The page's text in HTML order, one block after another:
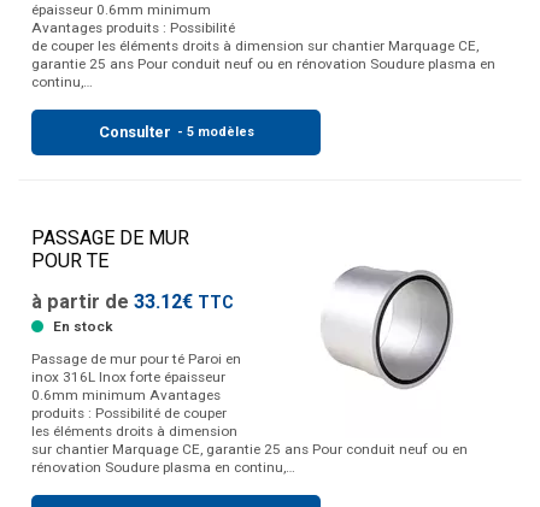
épaisseur 0.6mm minimum
Avantages produits : Possibilité
de couper les éléments droits à dimension sur chantier Marquage CE,
garantie 25 ans Pour conduit neuf ou en rénovation Soudure plasma en
continu,…
Consulter - 5 modèles
PASSAGE DE MUR
POUR TE
à partir de 33.12€ TTC
En stock
Passage de mur pour té Paroi en
inox 316L Inox forte épaisseur
0.6mm minimum Avantages
produits : Possibilité de couper
les éléments droits à dimension
sur chantier Marquage CE, garantie 25 ans Pour conduit neuf ou en
rénovation Soudure plasma en continu,…